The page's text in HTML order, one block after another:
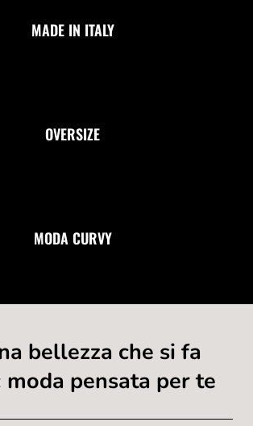
MADE IN ITALY
OVERSIZE
MODA CURVY
bellezza che si fa
pensata per te